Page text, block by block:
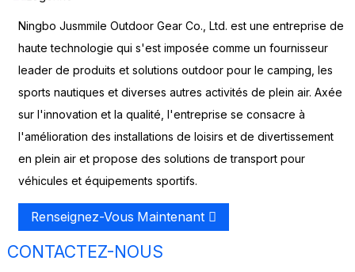
Ningbo Jusmmile Outdoor Gear Co., Ltd. est une entreprise de
haute technologie qui s'est imposée comme un fournisseur
leader de produits et solutions outdoor pour le camping, les
sports nautiques et diverses autres activités de plein air. Axée
sur l'innovation et la qualité, l'entreprise se consacre à
l'amélioration des installations de loisirs et de divertissement
en plein air et propose des solutions de transport pour
véhicules et équipements sportifs.
Renseignez-Vous Maintenant
CONTACTEZ-NOUS